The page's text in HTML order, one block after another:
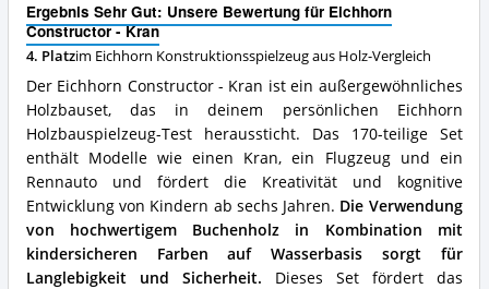
Ergebnis Sehr Gut: Unsere Bewertung für Eichhorn
Constructor - Kran
4. Platzim Eichhorn Konstruktionsspielzeug aus Holz-Vergleich
Der Eichhorn Constructor - Kran ist ein außergewöhnliches
Holzbauset, das in deinem persönlichen Eichhorn
Holzbauspielzeug-Test heraussticht. Das 170-teilige Set
enthält Modelle wie einen Kran, ein Flugzeug und ein
Rennauto und fördert die Kreativität und kognitive
Entwicklung von Kindern ab sechs Jahren. Die Verwendung
von hochwertigem Buchenholz in Kombination mit
kindersicheren Farben auf Wasserbasis sorgt für
Langlebigkeit und Sicherheit. Dieses Set fördert das
Vorteile:
Was
spricht
für
dieses
Eichhorn
Konstruktionsspielzeug
aus
Holz?